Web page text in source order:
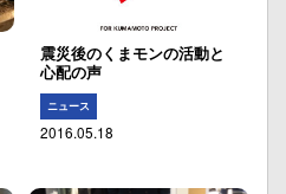
震災後のくまモンの活動と
心配の声
ニュース
2016.05.18